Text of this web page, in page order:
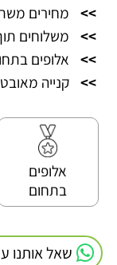
>>
מחירים
>>
משלוחים
>>
אלופים
>> קנייה
אלופים
בתחום
שאל אותנו